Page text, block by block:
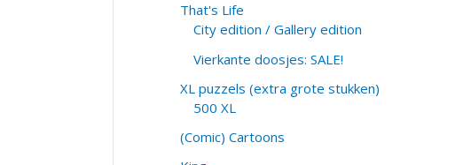
That's Life
City edition / Gallery edition
Vierkante doosjes: SALE!
XL puzzels (extra grote stukken)
500 XL
(Comic) Cartoons